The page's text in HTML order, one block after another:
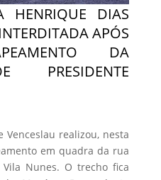
HENRIQUE DIAS
APÓS
DA
PRESIDENTE
realizou, nesta
em quadra da rua
Nunes. O trecho fica